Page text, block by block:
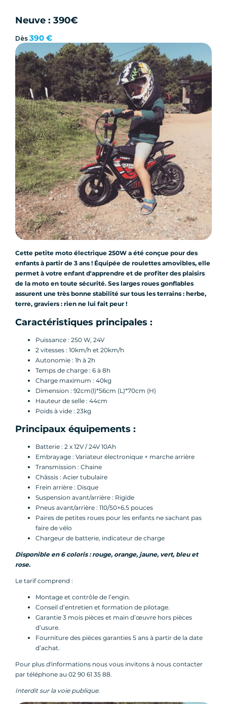
Neuve : 390€
Dès 390 €
Cette petite moto électrique 250W a été conçue pour des
enfants à partir de 3 ans ! Équipée de roulettes amovibles, elle
permet à votre enfant d'apprendre et de profiter des plaisirs
de la moto en toute sécurité. Ses larges roues gonflables
assurent une très bonne stabilité sur tous les terrains : herbe,
terre, graviers : rien ne lui fait peur !
Caractéristiques principales :
Puissance : 250 W, 24V
2 vitesses : 10km/h et 20km/h
Autonomie : 1h à 2h
Temps de charge : 6 à 8h
Charge maximum : 40kg
Dimension : 92cm(l)*56cm (L)*70cm (H)
Hauteur de selle : 44cm
Poids à vide : 23kg
Principaux équipements :
Batterie : 2 x 12V / 24V 10Ah
Embrayage : Variateur électronique + marche arrière
Transmission : Chaine
Châssis : Acier tubulaire
Frein arrière : Disque
Suspension avant/arrière : Rigide
Pneus avant/arrière : 110/50×6.5 pouces
Paires de petites roues pour les enfants ne sachant pas
faire de vélo
Chargeur de batterie, indicateur de charge
Disponible en 6 coloris : rouge, orange, jaune, vert, bleu et
rose.
Le tarif comprend :
Montage et contrôle de l’engin.
Conseil d’entretien et formation de pilotage.
Garantie 3 mois pièces et main d’œuvre hors pièces
d’usure.
Fourniture des pièces garanties 5 ans à partir de la date
d’achat.
Pour plus d'informations nous vous invitons à nous contacter
par téléphone au 02 90 61 35 88.
Interdit sur la voie publique.